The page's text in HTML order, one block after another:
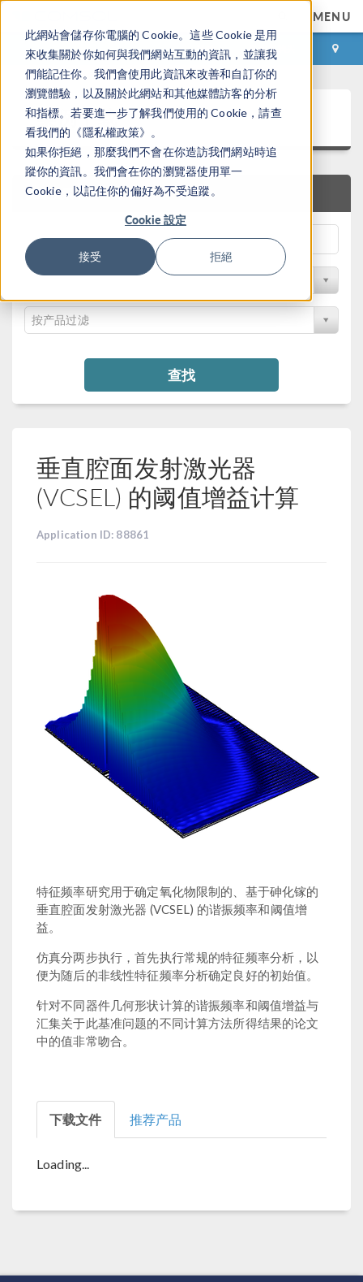
此網站會儲存你電腦的 Cookie。這些 Cookie 是用
來收集關於你如何與我們網站互動的資訊，並讓我
們能記住你。我們會使用此資訊來改善和自訂你的
瀏覽體驗，以及關於此網站和其他媒體訪客的分析
和指標。若要進一步了解我們使用的 Cookie，請查
看我們的《隱私權政策》。
如果你拒絕，那麼我們不會在你造訪我們網站時追
蹤你的資訊。我們會在你的瀏覽器使用單一
Cookie，以記住你的偏好為不受追蹤。
Cookie 設定
接受 拒絕
MENU
登录 咨询与购买
案例下载
快速搜索
按学科过滤
按产品过滤
查找
垂直腔面发射激光器
(VCSEL) 的阈值增益计算
Application ID: 88861
特征频率研究用于确定氧化物限制的、基于砷化镓的
垂直腔面发射激光器 (VCSEL) 的谐振频率和阈值增
益。
仿真分两步执行，首先执行常规的特征频率分析，以
便为随后的非线性特征频率分析确定良好的初始值。
针对不同器件几何形状计算的谐振频率和阈值增益与
汇集关于此基准问题的不同计算方法所得结果的论文
中的值非常吻合。
下载文件 推荐产品
Loading...